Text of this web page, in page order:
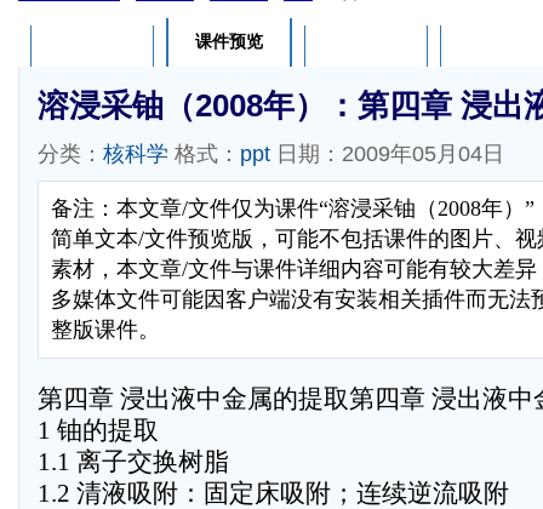
课件预览
溶浸采铀（2008年）：第四章 浸出
分类： 核科学 格式： ppt 日期：2009年05月04日
备注：本文章/文件仅为课件“溶浸采铀（2008年）
简单文本/文件预览版，可能不包括课件的图片、
素材，本文章/文件与课件详细内容可能有较大差
多媒体文件可能因客户端没有安装相关插件而无法
整版课件。
第四章 浸出液中金属的提取第四章 浸出液中
1 铀的提取
1.1 离子交换树脂
1.2 清液吸附：固定床吸附；连续逆流吸附